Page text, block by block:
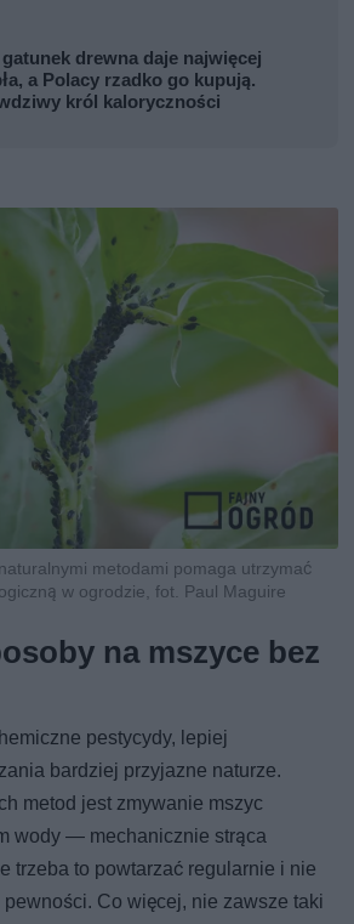
gatunek drewna daje najwięcej
a Polacy rzadko go kupują.
król kaloryczności
metodami pomaga utrzymać
w ogrodzie, fot. Paul Maguire
na mszyce bez
pestycydy, lepiej
bardziej przyjazne naturze.
metod jest zmywanie mszyc
wody — mechanicznie strąca
trzeba to powtarzać regularnie i nie
Co więcej, nie zawsze taki